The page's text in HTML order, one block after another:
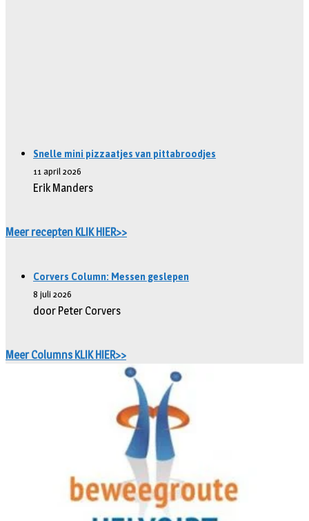
Snelle mini pizzaatjes van pittabroodjes
11 april 2026
Erik Manders
Meer recepten KLIK HIER>>
Corvers Column: Messen geslepen
8 juli 2026
door Peter Corvers
Meer Columns KLIK HIER>>